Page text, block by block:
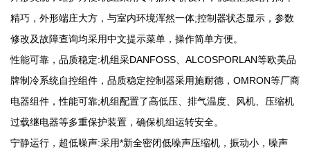
精巧，外形端庄大方，与室内环境浑然一体;控制器状态显示，参数
修改及故障查询均采用中文提示菜单，操作简单方便。
性能可靠，品质稳定:机组采DANFOSS、ALCOSPORLAN等欧美品
牌制冷系统自控组件，品质稳定控制器采用施耐德，OMRON等厂商
电器组件，性能可靠;机组配置了高低压、排气温度、风机、压缩机
过载继电器等多重保护装置，确保机组运转安全。
宁静运行，超低噪声:采用*新全密闭低噪声压缩机，振动小，噪声